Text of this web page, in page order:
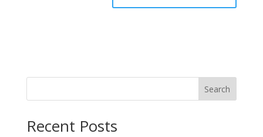
Search
Recent Posts